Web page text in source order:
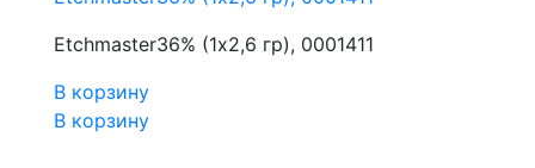
Etchmaster36% (1х2,6 гр), 0001411
В корзину
В корзину